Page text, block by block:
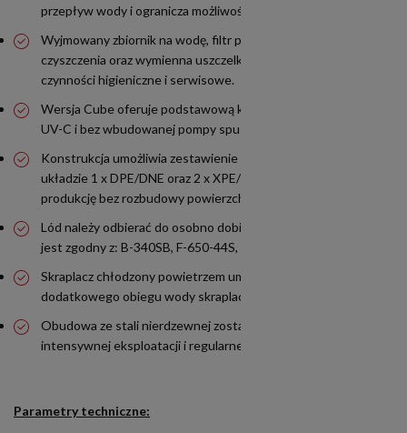
przepływ wody i ogranicza możliwość wycieków.
Wyjmowany zbiornik na wodę, filtr powietrza przeznaczony do
czyszczenia oraz wymienna uszczelka drzwi upraszczają
czynności higieniczne i serwisowe.
Wersja Cube oferuje podstawową konfigurację bez sanityzacji
UV-C i bez wbudowanej pompy spustowej.
Konstrukcja umożliwia zestawienie do trzech modułów w
układzie 1 x DPE/DNE oraz 2 x XPE/XNE, zwiększając łączną
produkcję bez rozbudowy powierzchni podstawy.
Lód należy odbierać do osobno dobieranego zasobnika; model
jest zgodny z: B-340SB, F-650-44S, F-950-48S, F-1025-52S.
Skraplacz chłodzony powietrzem umożliwia pracę bez
dodatkowego obiegu wody skraplacza.
Obudowa ze stali nierdzewnej została przystosowana do
intensywnej eksploatacji i regularnego czyszczenia.
Parametry techniczne: